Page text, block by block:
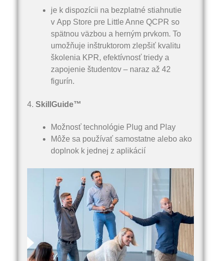
je k dispozícii na bezplatné stiahnutie
v App Store pre Little Anne QCPR so
spätnou väzbou a herným prvkom. To
umožňuje inštruktorom zlepšiť kvalitu
školenia KPR, efektívnosť triedy a
zapojenie študentov – naraz až 42
figurín.
4. SkillGuide™
Možnosť technológie Plug and Play
Môže sa používať samostatne alebo ako
doplnok k jednej z aplikácií